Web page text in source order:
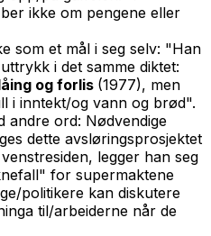
ikke om pengene eller
som et mål i seg selv: "Han
i det samme diktet:
og forlis (1977), men
i inntekt/og vann og brød".
andre ord: Nødvendige
dette avsløringsprosjektet
legger han seg
for supermaktene
politikere kan diskutere
til/arbeiderne når de